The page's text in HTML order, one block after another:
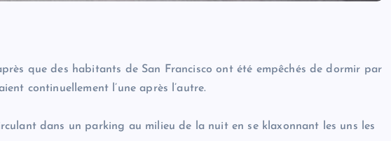
que des habitants de San Francisco ont été empêchés de dormir par
continuellement l’une après l’autre.
dans un parking au milieu de la nuit en se klaxonnant les uns les